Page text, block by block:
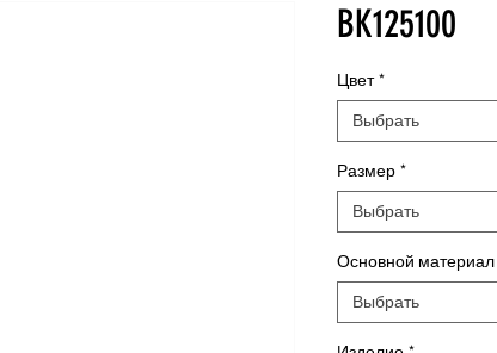
BK125100
Цвет *
Выбрать
Размер *
Выбрать
Основной материал
Выбрать